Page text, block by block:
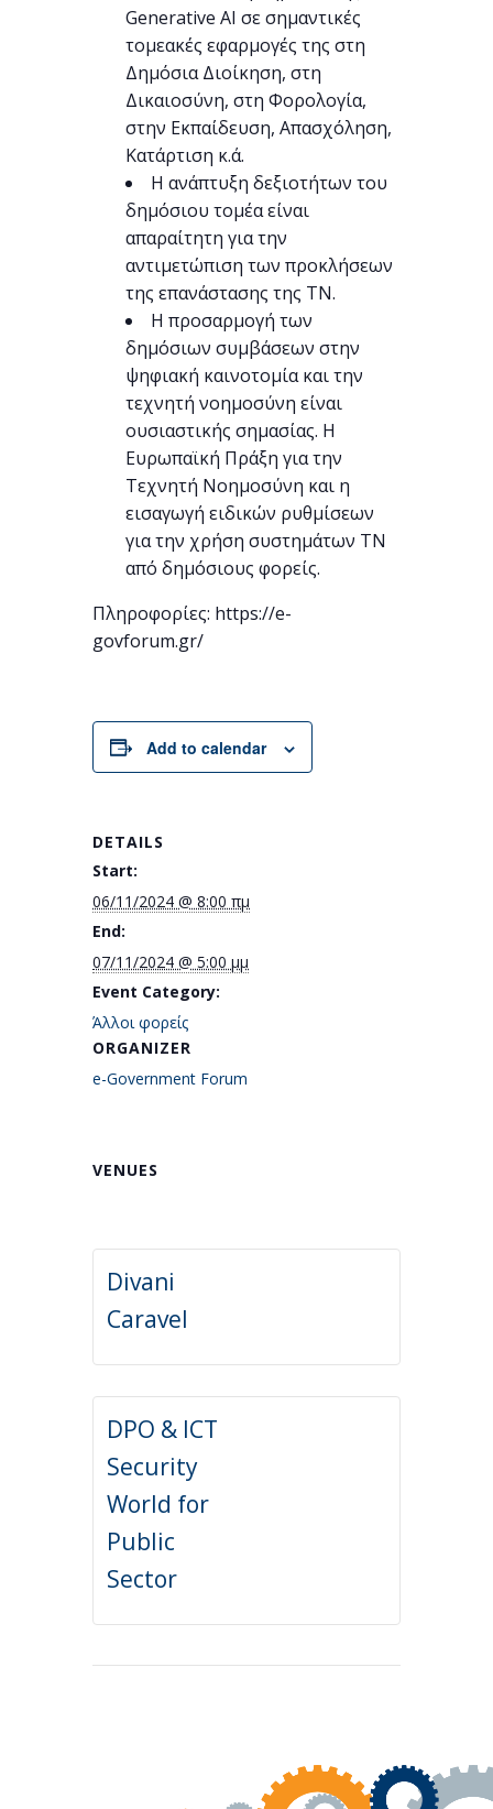
Generative AI σε σημαντικές
τομεακές εφαρμογές της στη
Δημόσια Διοίκηση, στη
Δικαιοσύνη, στη Φορολογία,
στην Εκπαίδευση, Απασχόληση,
Κατάρτιση κ.ά.
Η ανάπτυξη δεξιοτήτων του
δημόσιου τομέα είναι
απαραίτητη για την
αντιμετώπιση των προκλήσεων
της επανάστασης της ΤΝ.
Η προσαρμογή των
δημόσιων συμβάσεων στην
ψηφιακή καινοτομία και την
τεχνητή νοημοσύνη είναι
ουσιαστικής σημασίας. Η
Ευρωπαϊκή Πράξη για την
Τεχνητή Νοημοσύνη και η
εισαγωγή ειδικών ρυθμίσεων
για την χρήση συστημάτων ΤΝ
από δημόσιους φορείς.
Πληροφορίες: https://e-
govforum.gr/
Add to calendar
DETAILS
Start:
06/11/2024 @ 8:00 πμ
End:
07/11/2024 @ 5:00 μμ
Event Category:
Άλλοι φορείς
ORGANIZER
e-Government Forum
VENUES
Divani
Caravel
DPO & ICT
Security
World for
Public
Sector